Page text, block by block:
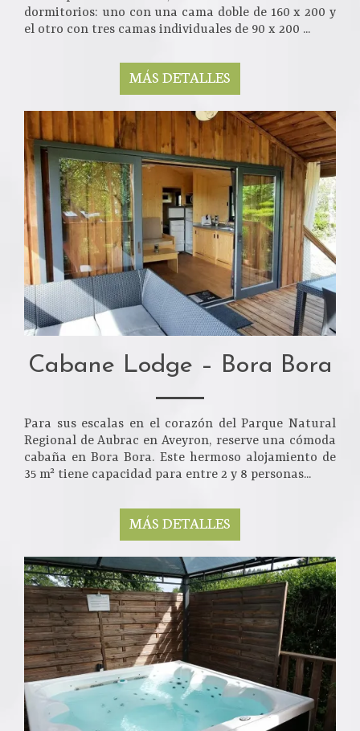
dormitorios: uno con una cama doble de 160 x 200 y
el otro con tres camas individuales de 90 x 200 ...
MÁS DETALLES
Cabane Lodge – Bora Bora
Para sus escalas en el corazón del Parque Natural
Regional de Aubrac en Aveyron, reserve una cómoda
cabaña en Bora Bora. Este hermoso alojamiento de
35 m² tiene capacidad para entre 2 y 8 personas...
MÁS DETALLES